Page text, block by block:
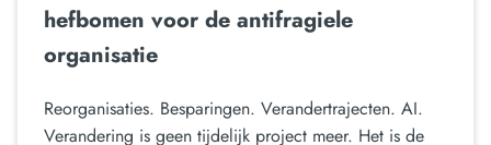
hefbomen voor de antifragiele
organisatie
Reorganisaties. Besparingen. Verandertrajecten. AI.
Verandering is geen tijdelijk project meer. Het is de